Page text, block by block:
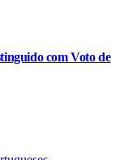
com Voto de